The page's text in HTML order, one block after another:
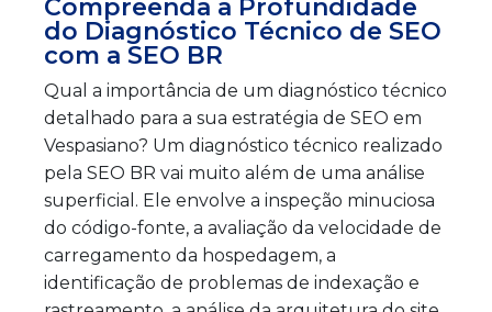
Compreenda a Profundidade
do Diagnóstico Técnico de SEO
com a SEO BR
Qual a importância de um diagnóstico técnico
detalhado para a sua estratégia de SEO em
Vespasiano? Um diagnóstico técnico realizado
pela SEO BR vai muito além de uma análise
superficial. Ele envolve a inspeção minuciosa
do código-fonte, a avaliação da velocidade de
carregamento da hospedagem, a
identificação de problemas de indexação e